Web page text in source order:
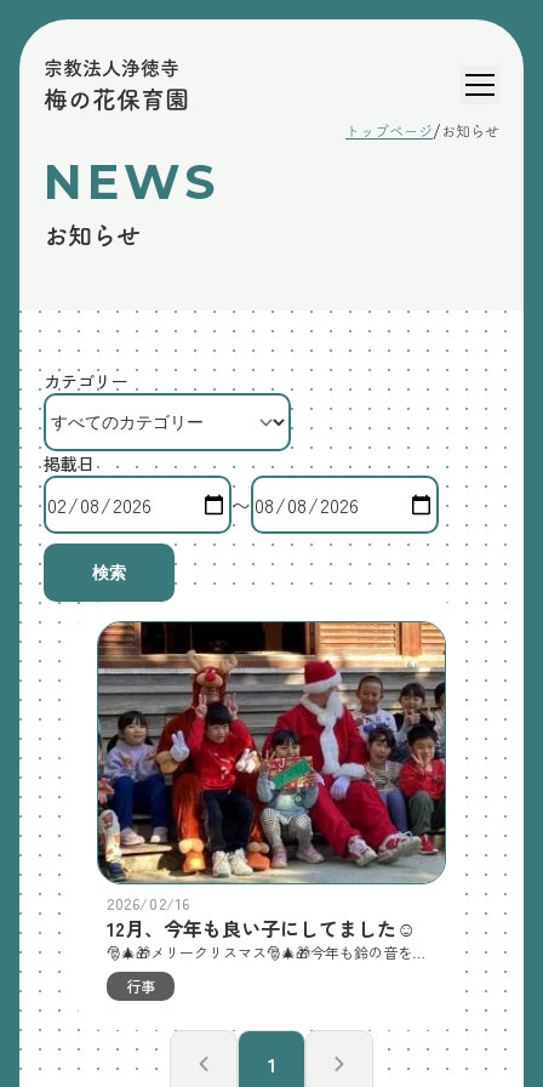
宗教法人浄徳寺
梅の花保育園
トップページ/ お知らせ
NEWS
お知らせ
カテゴリー
掲載日
〜
検索
2026/02/16
12月、今年も良い子にしてました☺️
行事
1